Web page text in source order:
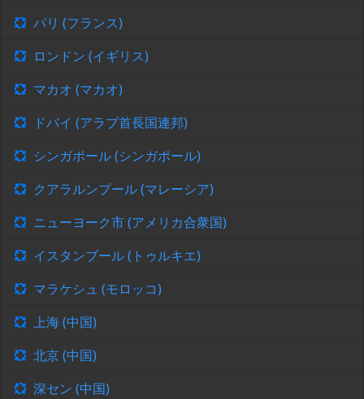
パリ (フランス)
ロンドン (イギリス)
マカオ (マカオ)
ドバイ (アラブ首長国連邦)
シンガポール (シンガポール)
クアラルンプール (マレーシア)
ニューヨーク市 (アメリカ合衆国)
イスタンブール (トゥルキエ)
マラケシュ (モロッコ)
上海 (中国)
北京 (中国)
深セン (中国)